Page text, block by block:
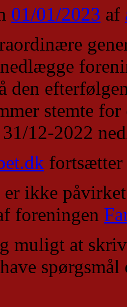
01/01/2023 af
den
stemte
12-2022
fortsætter
er ikke
foreningen
muligt at